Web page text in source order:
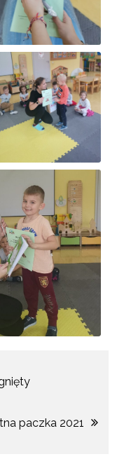
paczka 2021